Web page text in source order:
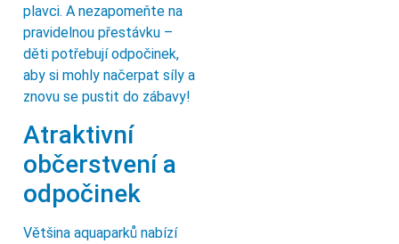
plavci. A nezapomeňte na
pravidelnou přestávku –
děti potřebují odpočinek,
aby si mohly načerpat síly a
znovu se pustit do zábavy!
Atraktivní
občerstvení a
odpočinek
Většina aquaparků nabízí